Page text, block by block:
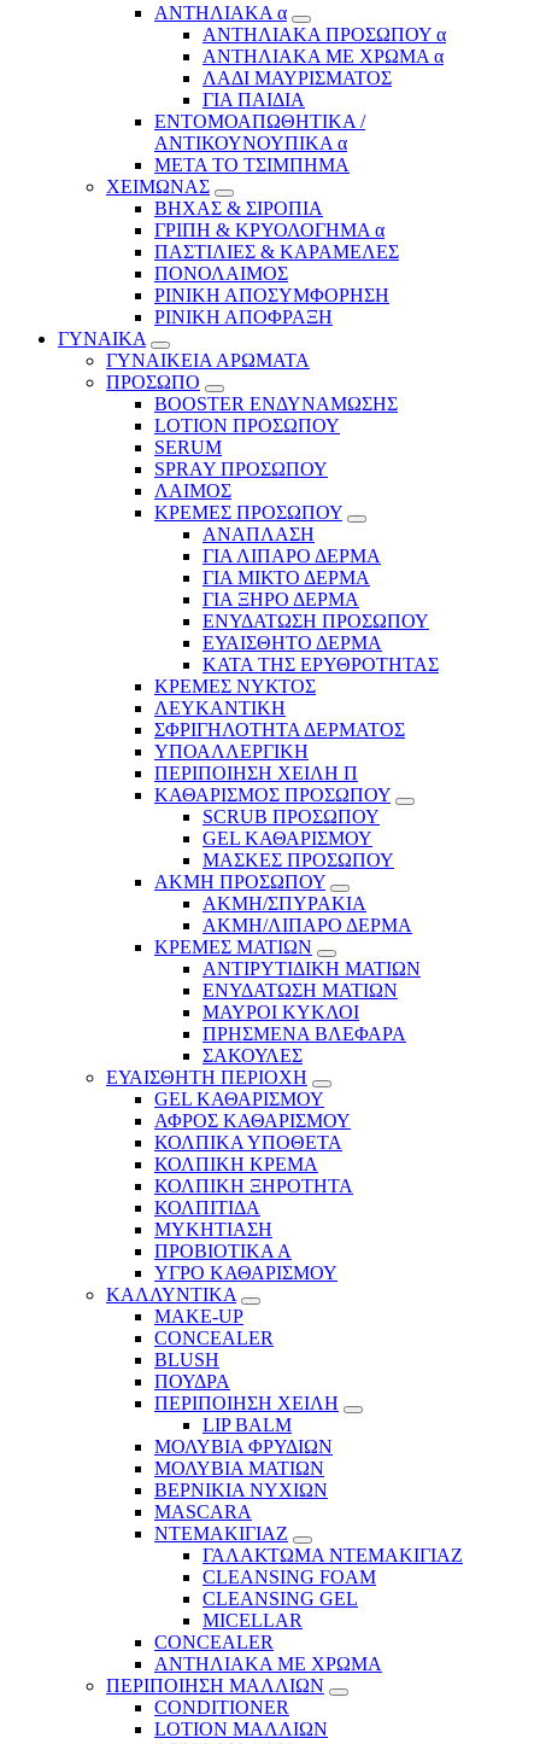
ΑΝΤΗΛΙΑΚΑ α
ΑΝΤΗΛΙΑΚΑ ΠΡΟΣΩΠΟΥ α
ΑΝΤΗΛΙΑΚΑ ΜΕ ΧΡΩΜΑ α
ΛΑΔΙ ΜΑΥΡΙΣΜΑΤΟΣ
ΓΙΑ ΠΑΙΔΙΑ
ΕΝΤΟΜΟΑΠΩΘΗΤΙΚΑ /
ΑΝΤΙΚΟΥΝΟΥΠΙΚΑ α
ΜΕΤΑ ΤΟ ΤΣΙΜΠΗΜΑ
ΧΕΙΜΩΝΑΣ
ΒΗΧΑΣ & ΣΙΡΟΠΙΑ
ΓΡΙΠΗ & ΚΡΥΟΛΟΓΗΜΑ α
ΠΑΣΤΙΛΙΕΣ & ΚΑΡΑΜΕΛΕΣ
ΠΟΝΟΛΑΙΜΟΣ
ΡΙΝΙΚΗ ΑΠΟΣΥΜΦΟΡΗΣΗ
ΡΙΝΙΚΗ ΑΠΟΦΡΑΞΗ
ΓΥΝΑΙΚΑ
ΓΥΝΑΙΚΕΙΑ ΑΡΩΜΑΤΑ
ΠΡΟΣΩΠΟ
BOOSTER ΕΝΔΥΝΑΜΩΣΗΣ
LOTION ΠΡΟΣΩΠΟΥ
SERUM
SPRAY ΠΡΟΣΩΠΟΥ
ΛΑΙΜΟΣ
ΚΡΕΜΕΣ ΠΡΟΣΩΠΟΥ
ΑΝΑΠΛΑΣΗ
ΓΙΑ ΛΙΠΑΡΟ ΔΕΡΜΑ
ΓΙΑ ΜΙΚΤΟ ΔΕΡΜΑ
ΓΙΑ ΞΗΡΟ ΔΕΡΜΑ
ΕΝΥΔΑΤΩΣΗ ΠΡΟΣΩΠΟΥ
ΕΥΑΙΣΘΗΤΟ ΔΕΡΜΑ
ΚΑΤΑ ΤΗΣ ΕΡΥΘΡΟΤΗΤΑΣ
ΚΡΕΜΕΣ ΝΥΚΤΟΣ
ΛΕΥΚΑΝΤΙΚΗ
ΣΦΡΙΓΗΛΟΤΗΤΑ ΔΕΡΜΑΤΟΣ
ΥΠΟΑΛΛΕΡΓΙΚΗ
ΠΕΡΙΠΟΙΗΣΗ ΧΕΙΛΗ Π
ΚΑΘΑΡΙΣΜΟΣ ΠΡΟΣΩΠΟΥ
SCRUB ΠΡΟΣΩΠΟΥ
GEL ΚΑΘΑΡΙΣΜΟΥ
ΜΑΣΚΕΣ ΠΡΟΣΩΠΟΥ
ΑΚΜΗ ΠΡΟΣΩΠΟΥ
ΑΚΜΗ/ΣΠΥΡΑΚΙΑ
ΑΚΜΗ/ΛΙΠΑΡΟ ΔΕΡΜΑ
ΚΡΕΜΕΣ ΜΑΤΙΩΝ
ΑΝΤΙΡΥΤΙΔΙΚΗ ΜΑΤΙΩΝ
ΕΝΥΔΑΤΩΣΗ ΜΑΤΙΩΝ
ΜΑΥΡΟΙ ΚΥΚΛΟΙ
ΠΡΗΣΜΕΝΑ ΒΛΕΦΑΡΑ
ΣΑΚΟΥΛΕΣ
ΕΥΑΙΣΘΗΤΗ ΠΕΡΙΟΧΗ
GEL ΚΑΘΑΡΙΣΜΟΥ
ΑΦΡΟΣ ΚΑΘΑΡΙΣΜΟΥ
ΚΟΛΠΙΚΑ ΥΠΟΘΕΤΑ
ΚΟΛΠΙΚΗ ΚΡΕΜΑ
ΚΟΛΠΙΚΗ ΞΗΡΟΤΗΤΑ
ΚΟΛΠΙΤΙΔΑ
ΜΥΚΗΤΙΑΣΗ
ΠΡΟΒΙΟΤΙΚΑ Α
ΥΓΡΟ ΚΑΘΑΡΙΣΜΟΥ
ΚΑΛΛΥΝΤΙΚΑ
MAKE-UP
CONCEALER
BLUSH
ΠΟΥΔΡΑ
ΠΕΡΙΠΟΙΗΣΗ ΧΕΙΛΗ
LIP BALM
ΜΟΛΥΒΙΑ ΦΡΥΔΙΩΝ
ΜΟΛΥΒΙΑ ΜΑΤΙΩΝ
ΒΕΡΝΙΚΙΑ ΝΥΧΙΩΝ
MASCARA
ΝΤΕΜΑΚΙΓΙΑΖ
ΓΑΛΑΚΤΩΜΑ ΝΤΕΜΑΚΙΓΙΑΖ
CLEANSING FOAM
CLEANSING GEL
MICELLAR
CONCEALER
ΑΝΤΗΛΙΑΚΑ ΜΕ ΧΡΩΜΑ
ΠΕΡΙΠΟΙΗΣΗ ΜΑΛΛΙΩΝ
CONDITIONER
LOTION ΜΑΛΛΙΩΝ